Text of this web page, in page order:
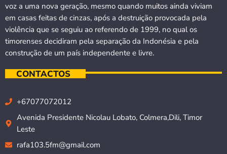
voz a uma nova geração, mesmo quando muitos ainda viviam
em casas feitas de cinzas, após a destruição provocada pela
violência que se seguiu ao referendo de 1999, no qual os
timorenses decidiram pela separação da Indonésia e pela
construção de um país independente e livre.
CONTACTOS
+67077072012
Avenida Presidente Nicolau Lobato, Colmera,Dili, Timor
Leste
rafa103.5fm@gmail.com